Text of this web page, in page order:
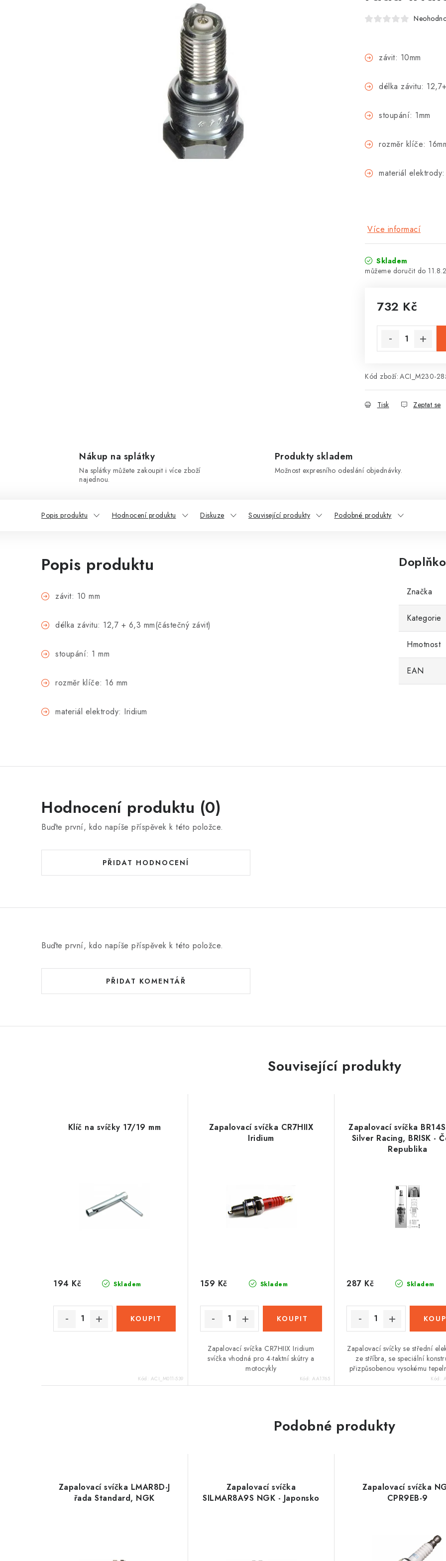
závit: 10mm
délka závitu:
stoupání: 1mm
rozměr klíče:
materiál
Více informací
Skladem
732 Kč
Kód zboží: ACI_M230-
Tisk Zeptat se
Nákup na splátky
Na splátky můžete zakoupit i více zboží
najednou.
Produkty skladem
Možnost expresního odeslání objednávky.
Popis produktu Hodnocení produktu Diskuze Související produkty Podobné produkty
Popis produktu
závit: 10 mm
délka závitu: 12,7 + 6,3 mm(částečný závit)
stoupání: 1 mm
rozměr klíče: 16 mm
materiál elektrody: Iridium
Značka
Kategorie
Hmotnost
EAN
Hodnocení produktu (0)
Buďte první, kdo napíše příspěvek k této položce.
PŘIDAT HODNOCENÍ
Buďte první, kdo napíše příspěvek k této položce.
PŘIDAT KOMENTÁŘ
Související produkty
Klíč na svíčky 17/19 mm
Skladem
194 Kč
Kód: ACI_M011-539
Zapalovací svíčka CR7HIIX
Iridium
Skladem
159 Kč
Zapalovací svíčka CR7HIIX Iridium
svíčka vhodná pro 4-taktní skútry a
motocykly
Kód: AA1765
Zapalovací svíčka
Silver Racing, BRISK -
Republika
Skladem
287 Kč
Zapalovací svíčky se střední
ze stříbra, se speciální
přizpůsobenou vysokému
Kód:
Podobné produkty
Zapalovací svíčka LMAR8D-J
řada Standard, NGK
Zapalovací svíčka
SILMAR8A9S NGK - Japonsko
Zapalovací svíčka
CPR9EB-9